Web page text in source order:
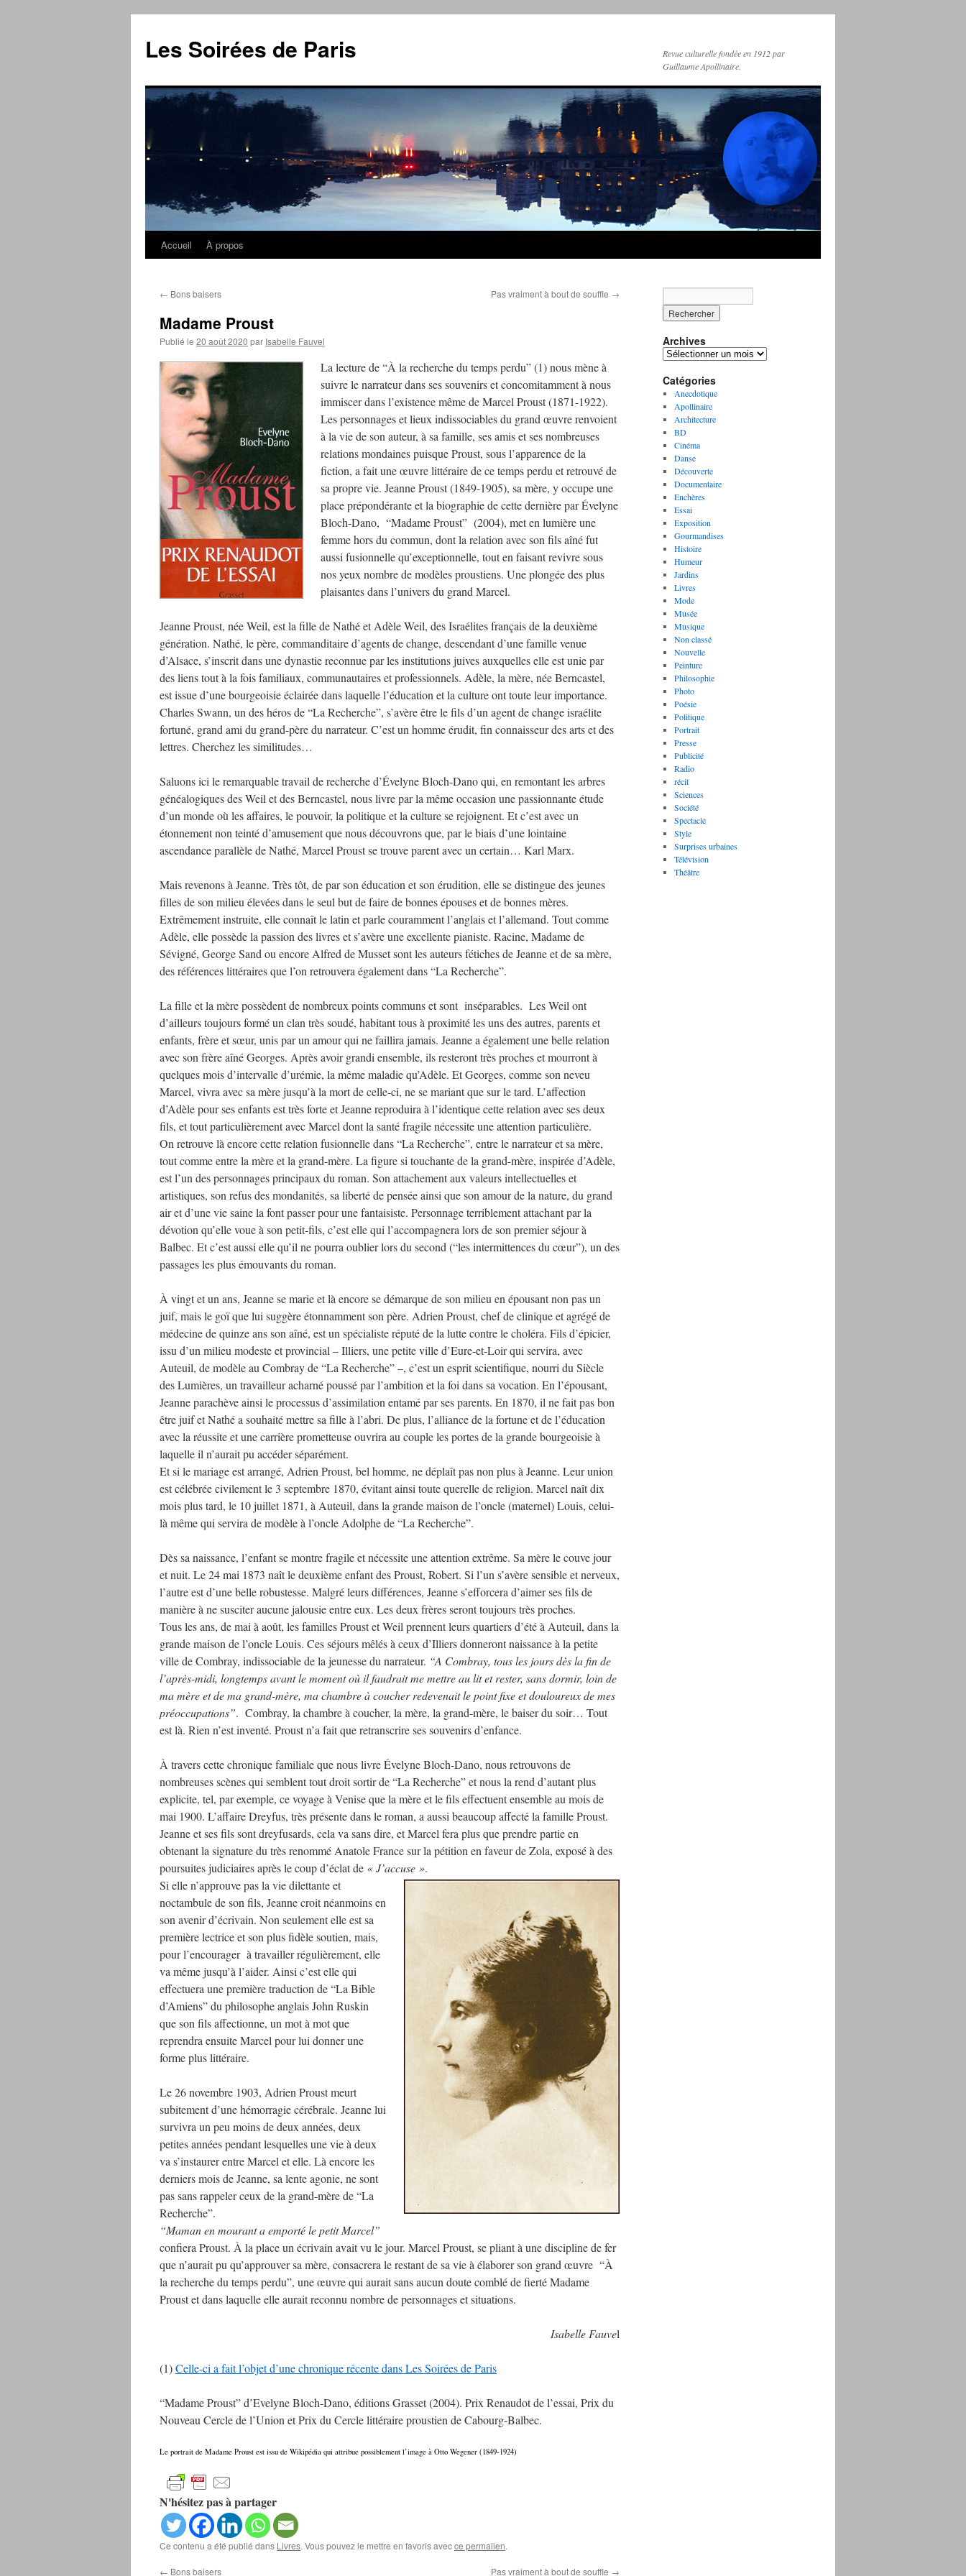
contenu
Les Soirées de Paris
Revue culturelle fondée en 1912 par
Guillaume Apollinaire.
Accueil À propos
← Bons baisers Pas vraiment à bout de souffle →
Madame Proust
Publié le 20 août 2020 par Isabelle Fauvel
La lecture de “À la recherche du temps perdu” (1) nous mène à
suivre le narrateur dans ses souvenirs et concomitamment à nous
immiscer dans l’existence même de Marcel Proust (1871-1922).
Les personnages et lieux indissociables du grand œuvre renvoient
à la vie de son auteur, à sa famille, ses amis et ses nombreuses
relations mondaines puisque Proust, sous l’apparence de la
fiction, a fait une œuvre littéraire de ce temps perdu et retrouvé de
sa propre vie. Jeanne Proust (1849-1905), sa mère, y occupe une
place prépondérante et la biographie de cette dernière par Évelyne
Bloch-Dano, “Madame Proust” (2004), met en lumière une
femme hors du commun, dont la relation avec son fils aîné fut
aussi fusionnelle qu’exceptionnelle, tout en faisant revivre sous
nos yeux nombre de modèles proustiens. Une plongée des plus
plaisantes dans l’univers du grand Marcel.
Jeanne Proust, née Weil, est la fille de Nathé et Adèle Weil, des Israélites français de la deuxième
génération. Nathé, le père, commanditaire d’agents de change, descendant d’une famille venue
d’Alsace, s’inscrit dans une dynastie reconnue par les institutions juives auxquelles elle est unie par
des liens tout à la fois familiaux, communautaires et professionnels. Adèle, la mère, née Berncastel,
est issue d’une bourgeoisie éclairée dans laquelle l’éducation et la culture ont toute leur importance.
Charles Swann, un des héros de “La Recherche”, s’avère être le fils d’un agent de change israélite
fortuné, grand ami du grand-père du narrateur. C’est un homme érudit, fin connaisseur des arts et des
lettres. Cherchez les similitudes…
Saluons ici le remarquable travail de recherche d’Évelyne Bloch-Dano qui, en remontant les arbres
généalogiques des Weil et des Berncastel, nous livre par la même occasion une passionnante étude
d’un monde où les affaires, le pouvoir, la politique et la culture se rejoignent. Et c’est avec un
étonnement non teinté d’amusement que nous découvrons que, par le biais d’une lointaine
ascendance parallèle de Nathé, Marcel Proust se trouve parent avec un certain… Karl Marx.
Mais revenons à Jeanne. Très tôt, de par son éducation et son érudition, elle se distingue des jeunes
filles de son milieu élevées dans le seul but de faire de bonnes épouses et de bonnes mères.
Extrêmement instruite, elle connaît le latin et parle couramment l’anglais et l’allemand. Tout comme
Adèle, elle possède la passion des livres et s’avère une excellente pianiste. Racine, Madame de
Sévigné, George Sand ou encore Alfred de Musset sont les auteurs fétiches de Jeanne et de sa mère,
des références littéraires que l’on retrouvera également dans “La Recherche”.
La fille et la mère possèdent de nombreux points communs et sont inséparables. Les Weil ont
d’ailleurs toujours formé un clan très soudé, habitant tous à proximité les uns des autres, parents et
enfants, frère et sœur, unis par un amour qui ne faillira jamais. Jeanne a également une belle relation
avec son frère aîné Georges. Après avoir grandi ensemble, ils resteront très proches et mourront à
quelques mois d’intervalle d’urémie, la même maladie qu’Adèle. Et Georges, comme son neveu
Marcel, vivra avec sa mère jusqu’à la mort de celle-ci, ne se mariant que sur le tard. L’affection
d’Adèle pour ses enfants est très forte et Jeanne reproduira à l’identique cette relation avec ses deux
fils, et tout particulièrement avec Marcel dont la santé fragile nécessite une attention particulière.
On retrouve là encore cette relation fusionnelle dans “La Recherche”, entre le narrateur et sa mère,
tout comme entre la mère et la grand-mère. La figure si touchante de la grand-mère, inspirée d’Adèle,
est l’un des personnages principaux du roman. Son attachement aux valeurs intellectuelles et
artistiques, son refus des mondanités, sa liberté de pensée ainsi que son amour de la nature, du grand
air et d’une vie saine la font passer pour une fantaisiste. Personnage terriblement attachant par la
dévotion qu’elle voue à son petit-fils, c’est elle qui l’accompagnera lors de son premier séjour à
Balbec. Et c’est aussi elle qu’il ne pourra oublier lors du second (“les intermittences du cœur”), un des
passages les plus émouvants du roman.
À vingt et un ans, Jeanne se marie et là encore se démarque de son milieu en épousant non pas un
juif, mais le goï que lui suggère étonnamment son père. Adrien Proust, chef de clinique et agrégé de
médecine de quinze ans son aîné, est un spécialiste réputé de la lutte contre le choléra. Fils d’épicier,
issu d’un milieu modeste et provincial – Illiers, une petite ville d’Eure-et-Loir qui servira, avec
Auteuil, de modèle au Combray de “La Recherche” –, c’est un esprit scientifique, nourri du Siècle
des Lumières, un travailleur acharné poussé par l’ambition et la foi dans sa vocation. En l’épousant,
Jeanne parachève ainsi le processus d’assimilation entamé par ses parents. En 1870, il ne fait pas bon
être juif et Nathé a souhaité mettre sa fille à l’abri. De plus, l’alliance de la fortune et de l’éducation
avec la réussite et une carrière prometteuse ouvrira au couple les portes de la grande bourgeoisie à
laquelle il n’aurait pu accéder séparément.
Et si le mariage est arrangé, Adrien Proust, bel homme, ne déplaît pas non plus à Jeanne. Leur union
est célébrée civilement le 3 septembre 1870, évitant ainsi toute querelle de religion. Marcel naît dix
mois plus tard, le 10 juillet 1871, à Auteuil, dans la grande maison de l’oncle (maternel) Louis, celui-
là même qui servira de modèle à l’oncle Adolphe de “La Recherche”.
Dès sa naissance, l’enfant se montre fragile et nécessite une attention extrême. Sa mère le couve jour
et nuit. Le 24 mai 1873 naît le deuxième enfant des Proust, Robert. Si l’un s’avère sensible et nerveux,
l’autre est d’une belle robustesse. Malgré leurs différences, Jeanne s’efforcera d’aimer ses fils de
manière à ne susciter aucune jalousie entre eux. Les deux frères seront toujours très proches.
Tous les ans, de mai à août, les familles Proust et Weil prennent leurs quartiers d’été à Auteuil, dans la
grande maison de l’oncle Louis. Ces séjours mêlés à ceux d’Illiers donneront naissance à la petite
ville de Combray, indissociable de la jeunesse du narrateur. “A Combray, tous les jours dès la fin de
l’après-midi, longtemps avant le moment où il faudrait me mettre au lit et rester, sans dormir, loin de
ma mère et de ma grand-mère, ma chambre à coucher redevenait le point fixe et douloureux de mes
préoccupations”. Combray, la chambre à coucher, la mère, la grand-mère, le baiser du soir… Tout
est là. Rien n’est inventé. Proust n’a fait que retranscrire ses souvenirs d’enfance.
À travers cette chronique familiale que nous livre Évelyne Bloch-Dano, nous retrouvons de
nombreuses scènes qui semblent tout droit sortir de “La Recherche” et nous la rend d’autant plus
explicite, tel, par exemple, ce voyage à Venise que la mère et le fils effectuent ensemble au mois de
mai 1900. L’affaire Dreyfus, très présente dans le roman, a aussi beaucoup affecté la famille Proust.
Jeanne et ses fils sont dreyfusards, cela va sans dire, et Marcel fera plus que prendre partie en
obtenant la signature du très renommé Anatole France sur la pétition en faveur de Zola, exposé à des
poursuites judiciaires après le coup d’éclat de « J’accuse ».
Si elle n’approuve pas la vie dilettante et
noctambule de son fils, Jeanne croit néanmoins en
son avenir d’écrivain. Non seulement elle est sa
première lectrice et son plus fidèle soutien, mais,
pour l’encourager à travailler régulièrement, elle
va même jusqu’à l’aider. Ainsi c’est elle qui
effectuera une première traduction de “La Bible
d’Amiens” du philosophe anglais John Ruskin
que son fils affectionne, un mot à mot que
reprendra ensuite Marcel pour lui donner une
forme plus littéraire.
Le 26 novembre 1903, Adrien Proust meurt
subitement d’une hémorragie cérébrale. Jeanne lui
survivra un peu moins de deux années, deux
petites années pendant lesquelles une vie à deux
va s’instaurer entre Marcel et elle. Là encore les
derniers mois de Jeanne, sa lente agonie, ne sont
pas sans rappeler ceux de la grand-mère de “La
Recherche”.
“Maman en mourant a emporté le petit Marcel”
confiera Proust. À la place un écrivain avait vu le jour. Marcel Proust, se pliant à une discipline de fer
que n’aurait pu qu’approuver sa mère, consacrera le restant de sa vie à élaborer son grand œuvre “À
la recherche du temps perdu”, une œuvre qui aurait sans aucun doute comblé de fierté Madame
Proust et dans laquelle elle aurait reconnu nombre de personnages et situations.
Isabelle Fauvel
(1)Celle-ci a fait l’objet d’une chronique récente dans Les Soirées de Paris
“Madame Proust” d’Evelyne Bloch-Dano, éditions Grasset (2004). Prix Renaudot de l’essai, Prix du
Nouveau Cercle de l’Union et Prix du Cercle littéraire proustien de Cabourg-Balbec.
Le portrait de Madame Proust est issu de Wikipédia qui attribue possiblement l’image à Otto Wegener (1849-1924)
N'hésitez pas à partager
Ce contenu a été publié dans Livres. Vous pouvez le mettre en favoris avecce permalien.
← Bons baisers Pas vraiment à bout de souffle →
Archives
A
c
h
i
v
e
s
Catégories
Anecdotique
Apollinaire
Architecture
BD
Cinéma
Danse
Découverte
Documentaire
Enchères
Essai
Exposition
Gourmandises
Histoire
Humeur
Jardins
Livres
Mode
Musée
Musique
Non classé
Nouvelle
Peinture
Philosophie
Photo
Poésie
Politique
Portrait
Presse
Publicité
Radio
récit
Sciences
Société
Spectacle
Style
Surprises urbaines
Télévision
Théâtre